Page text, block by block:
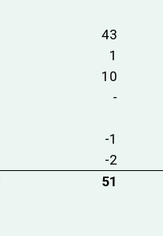
43
1
10
-
-1
-2
51